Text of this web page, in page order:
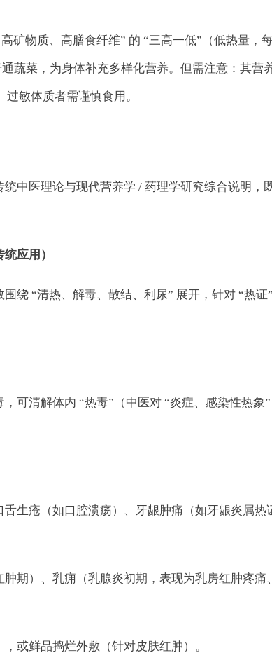
矿物质、高膳食纤维” 的 “三高一低”（低热量，
蔬菜，为身体补充多样化营养。但需注意：其营
敏体质者需谨慎食用。
中医理论与现代营养学 / 药理学研究综合说明，
应用）
绕 “清热、解毒、散结、利尿” 展开，针对 “热证
可清解体内 “热毒”（中医对 “炎症、感染性热象”
舌生疮（如口腔溃疡）、牙龈肿痛（如牙龈炎属热
期）、乳痈（乳腺炎初期，表现为乳房红肿疼痛
或鲜品捣烂外敷（针对皮肤红肿）。